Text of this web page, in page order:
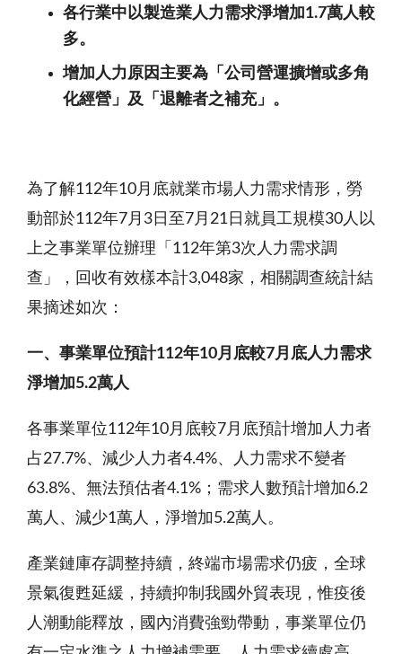
各行業中以製造業人力需求淨增加1.7萬人較
多。
增加人力原因主要為「公司營運擴增或多角
化經營」及「退離者之補充」。
為了解112年10月底就業市場人力需求情形，勞
動部於112年7月3日至7月21日就員工規模30人以
上之事業單位辦理「112年第3次人力需求調
查」，回收有效樣本計3,048家，相關調查統計結
果摘述如次：
一、事業單位預計112年10月底較7月底人力需求
淨增加5.2萬人
各事業單位112年10月底較7月底預計增加人力者
占27.7%、減少人力者4.4%、人力需求不變者
63.8%、無法預估者4.1%；需求人數預計增加6.2
萬人、減少1萬人，淨增加5.2萬人。
產業鏈庫存調整持續，終端市場需求仍疲，全球
景氣復甦延緩，持續抑制我國外貿表現，惟疫後
人潮動能釋放，國內消費強勁帶動，事業單位仍